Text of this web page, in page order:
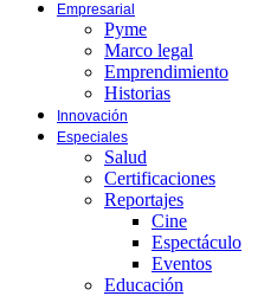
Empresarial
Pyme
Marco legal
Emprendimiento
Historias
Innovación
Especiales
Salud
Certificaciones
Reportajes
Cine
Espectáculo
Eventos
Educación